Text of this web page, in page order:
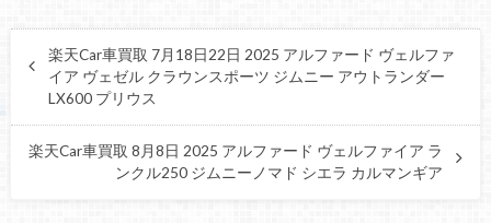
楽天Car車買取 7月18日22日 2025 アルファード ヴェルファ
イア ヴェゼル クラウンスポーツ ジムニー アウトランダー
LX600 プリウス
楽天Car車買取 8月8日 2025 アルファード ヴェルファイア ラ
ンクル250 ジムニーノマド シエラ カルマンギア